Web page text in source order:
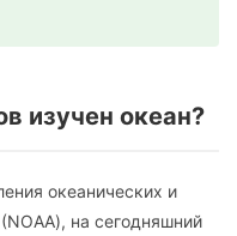
изучен океан?
океанических и
на сегодняшний